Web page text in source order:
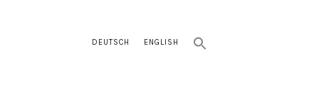
DEUTSCH ENGLISH